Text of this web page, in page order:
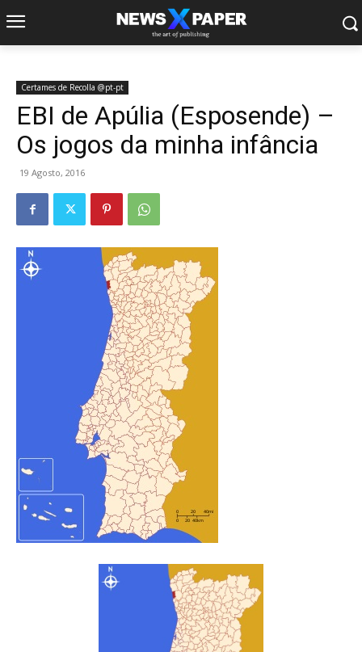
Certames de Recolla @pt-pt
EBI de Apúlia (Esposende) –
Os jogos da minha infância
19 Agosto, 2016